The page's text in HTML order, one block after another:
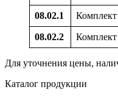
08.02.1
08.02.2
Для уточнения цены,
Каталог продукции